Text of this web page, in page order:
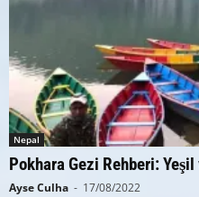
Nepal
Pokhara Gezi Rehberi:
Ayse Culha - 17/08/2022